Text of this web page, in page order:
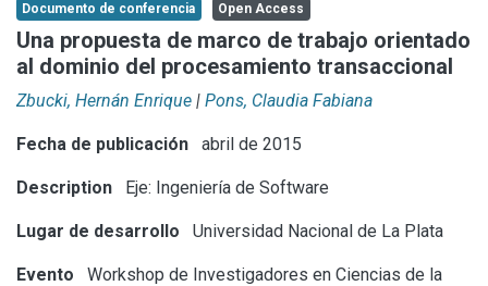
Aportar material
Statistics
Documento de conferencia Open Access
Una propuesta de marco de trabajo orientado
al dominio del procesamiento transaccional
Zbucki, Hernán Enrique | Pons, Claudia Fabiana
Fecha de publicación abril de 2015
Description Eje: Ingeniería de Software
Lugar de desarrollo Universidad Nacional de La Plata
Evento
Workshop de Investigadores en Ciencias de la